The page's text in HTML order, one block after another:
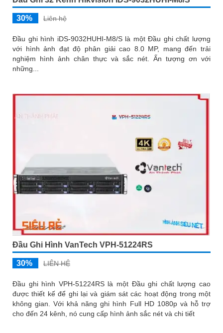
30% Liên hệ
Đầu ghi hình iDS-9032HUHI-M8/S là một Đầu ghi chất lượng
với hình ảnh đạt độ phân giải cao 8.0 MP, mang đến trải
nghiệm hình ảnh chân thực và sắc nét. Ấn tượng ơn với
những...
Đầu Ghi Hình VanTech VPH-51224RS
30% LIÊN HỆ
Đầu ghi hình VPH-51224RS là một Đầu ghi chất lượng cao
được thiết kế để ghi lại và giám sát các hoạt động trong một
không gian. Với khả năng ghi hình Full HD 1080p và hỗ trợ
cho đến 24 kênh, nó cung cấp hình ảnh sắc nét và chi tiết